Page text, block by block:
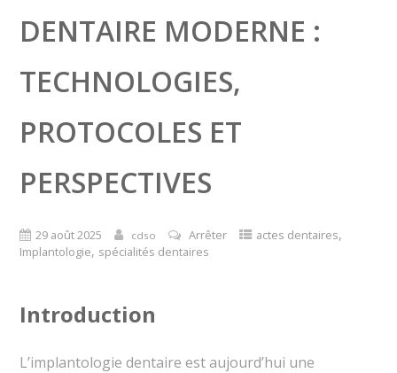
DENTAIRE MODERNE :
TECHNOLOGIES,
PROTOCOLES ET
PERSPECTIVES
29 août 2025 cdso Arrêter actes dentaires,
Implantologie, spécialités dentaires
Introduction
L’implantologie dentaire est aujourd’hui une